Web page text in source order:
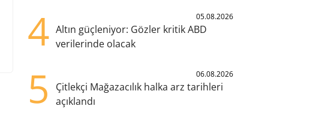
4 05.08.2026
Altın güçleniyor: Gözler kritik ABD
verilerinde olacak
5 06.08.2026
Çitlekçi Mağazacılık halka arz tarihleri
açıklandı